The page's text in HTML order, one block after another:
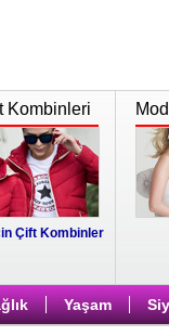
Kombinleri
Çift Kombinler
Yaşam